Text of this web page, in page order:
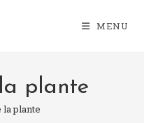
MENU
plante
la plante